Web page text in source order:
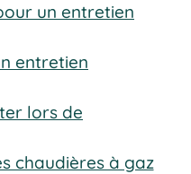
un entretien
entretien
lors de
chaudières à gaz